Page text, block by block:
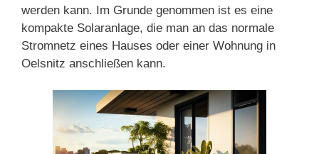
werden kann. Im Grunde genommen ist es eine
kompakte Solaranlage, die man an das normale
Stromnetz eines Hauses oder einer Wohnung in
Oelsnitz anschließen kann.